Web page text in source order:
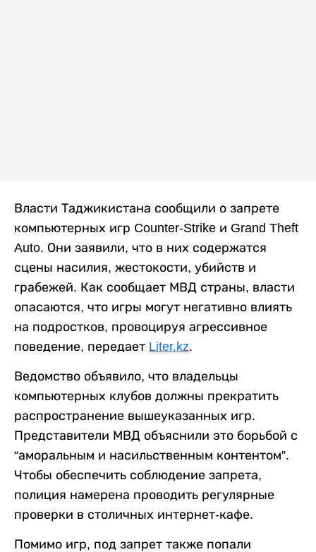
Власти Таджикистана сообщили о запрете
компьютерных игр Counter-Strike и Grand Theft
Auto. Они заявили, что в них содержатся
сцены насилия, жестокости, убийств и
грабежей. Как сообщает МВД страны, власти
опасаются, что игры могут негативно влиять
на подростков, провоцируя агрессивное
поведение, передает Liter.kz.
Ведомство объявило, что владельцы
компьютерных клубов должны прекратить
распространение вышеуказанных игр.
Представители МВД объяснили это борьбой с
“аморальным и насильственным контентом”.
Чтобы обеспечить соблюдение запрета,
полиция намерена проводить регулярные
проверки в столичных интернет-кафе.
Помимо игр, под запрет также попали